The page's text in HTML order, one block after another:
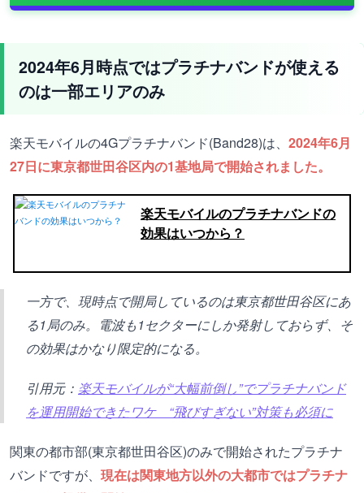
2024年6月時点ではプラチナバンドが使える
のは一部エリアのみ
楽天モバイルの4Gプラチナバンド(Band28)は、 2024年6月
27日に東京都世田谷区内の1基地局で開始されました。
楽天モバイルのプラチナバンドの
効果はいつから？
一方で、現時点で開局しているのは東京都世田谷区にあ
る1局のみ。電波も1セクターにしか発射しておらず、そ
の効果はかなり限定的になる。
引用元： 楽天モバイルが“大幅前倒し”でプラチナバンド
を運用開始できたワケ “飛びすぎない”対策も必須に
関東の都市部(東京都世田谷区)のみで開始されたプラチナ
バンドですが、 現在は関東地方以外の大都市ではプラチナ